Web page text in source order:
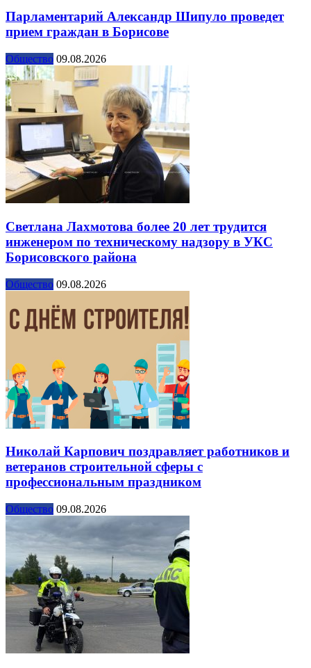
Парламентарий Александр Шипуло проведет
прием граждан в Борисове
Общество 09.08.2026
Светлана Лахмотова более 20 лет трудится
инженером по техническому надзору в УКС
Борисовского района
Общество 09.08.2026
Николай Карпович поздравляет работников и
ветеранов строительной сферы с
профессиональным праздником
Общество 09.08.2026